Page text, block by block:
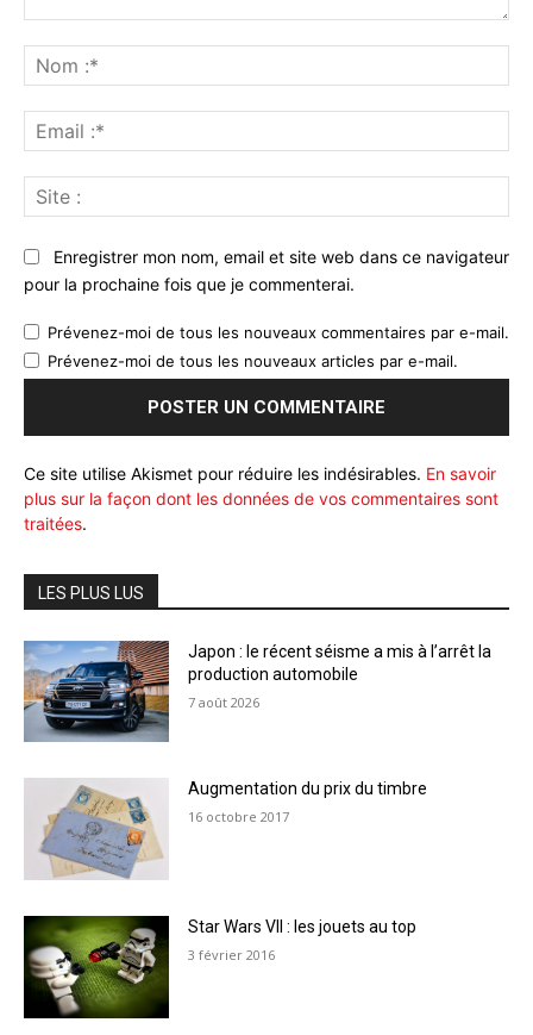
:*
:*
:
Enregistrer mon nom, email et site web dans ce navigateur
pour la prochaine fois que je commenterai.
Prévenez-moi de tous les nouveaux commentaires par e-mail.
Prévenez-moi de tous les nouveaux articles par e-mail.
Ce site utilise Akismet pour réduire les indésirables. En savoir
plus sur la façon dont les données de vos commentaires sont
traitées.
LES PLUS LUS
Japon : le récent séisme a mis à l’arrêt la
production automobile
7 août 2026
Augmentation du prix du timbre
16 octobre 2017
Star Wars VII : les jouets au top
3 février 2016